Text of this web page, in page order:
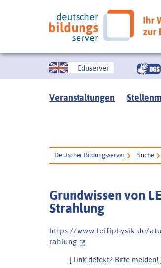
Eduserver
Veranstaltungen
Deutscher Bildungsserver Suche
Grundwissen von
Strahlung
h t t p s : / / w w w . l e i f i p h y s i k . d e / a t
r a h l u n g
[ Link defekt? Bitte melden! ]